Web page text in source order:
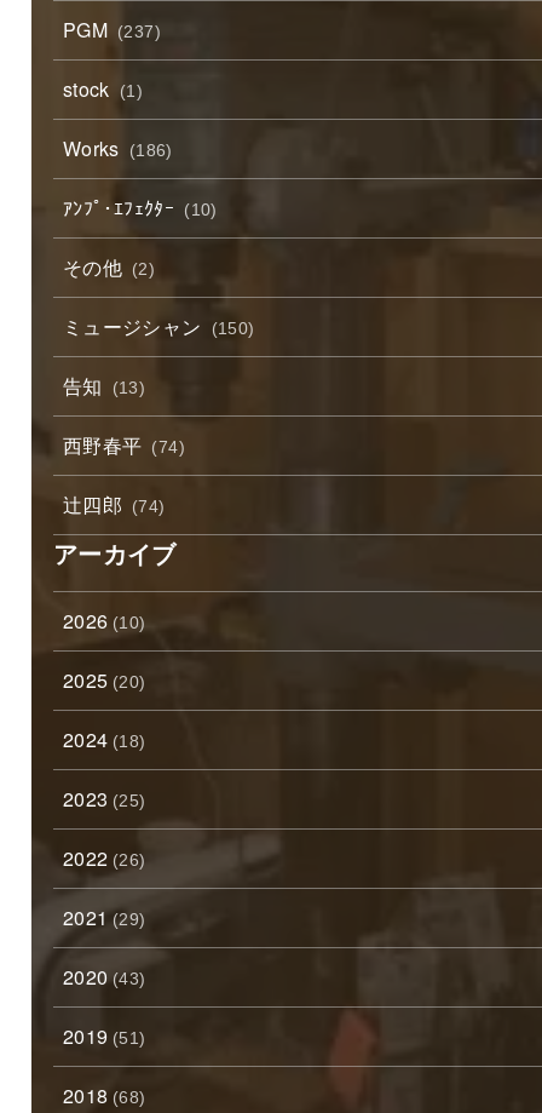
PGM (237)
stock (1)
Works (186)
ｱﾝﾌﾟ･ｴﾌｪｸﾀｰ (10)
その他 (2)
ミュージシャン (150)
告知 (13)
西野春平 (74)
辻四郎 (74)
アーカイブ
2026 (10)
2025 (20)
2024 (18)
2023 (25)
2022 (26)
2021 (29)
2020 (43)
2019 (51)
2018 (68)